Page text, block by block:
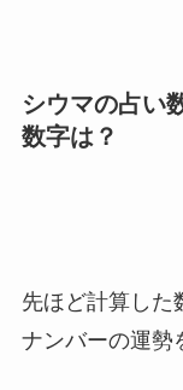
シウマの占い
数字は？
先ほど計算した
ナンバーの運勢